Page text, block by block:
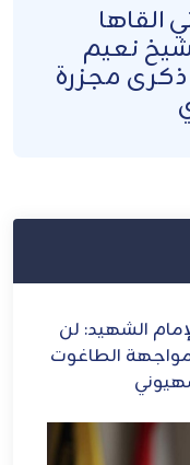
القاها
نعيم
مجزرة
الشهيد: لن
الطاغوت